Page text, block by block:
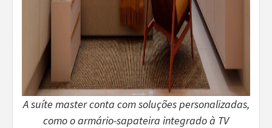
A suíte master conta com soluções personalizadas,
como o armário-sapateira integrado à TV